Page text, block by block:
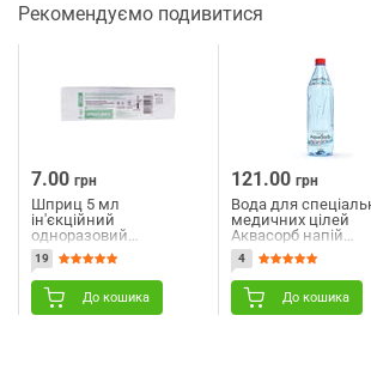
Рекомендуємо подивитися
7.00 грн
Шприц 5 мл
ін'єкційний
одноразовий
трикомпонентний
стерильний з 2
голками 23G (0,6 мм х
30 мм) та 22G (0,7 мм х
40 мм) Angelmed
19
До кошика
121.00 грн
Вода для
медичних цілей
Аквасорб напій
слабогазований
NEW
4
До кошика